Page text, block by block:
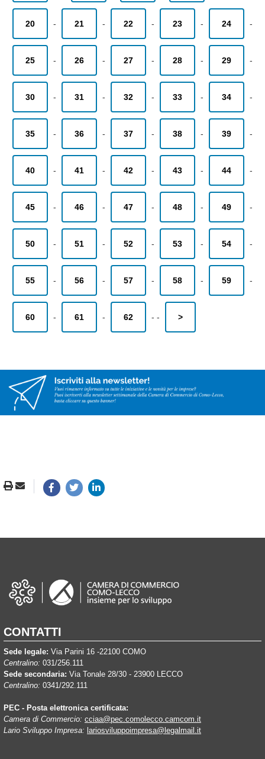
20 - 21 - 22 - 23 - 24 -
25 - 26 - 27 - 28 - 29 -
30 - 31 - 32 - 33 - 34 -
35 - 36 - 37 - 38 - 39 -
40 - 41 - 42 - 43 - 44 -
45 - 46 - 47 - 48 - 49 -
50 - 51 - 52 - 53 - 54 -
55 - 56 - 57 - 58 - 59 -
60 - 61 - 62 - - >
CONTATTI
Sede legale: Via Parini 16 -22100 COMO
Centralino: 031/256.111
Sede secondaria: Via Tonale 28/30 - 23900 LECCO
Centralino: 0341/292.111
PEC - Posta elettronica certificata:
Camera di Commercio: cciaa@pec.comolecco.camcom.it
Lario Sviluppo Impresa: lariosviluppoimpresa@legalmail.it